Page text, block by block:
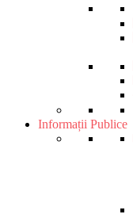
Informații Publice